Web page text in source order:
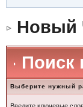
Новый
Поиск
Выберите нужный